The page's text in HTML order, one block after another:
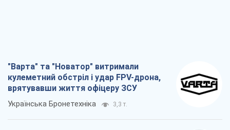
"Варта" та "Новатор" витримали
кулеметний обстріл і удар FPV-дрона,
врятувавши життя офіцеру ЗСУ
Українська Бронетехніка 3,3 т.